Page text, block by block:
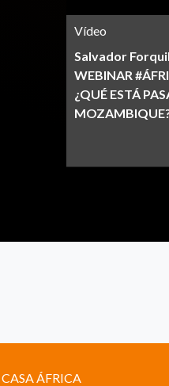
Vídeo
Salvador
WEBINAR
¿QUÉ ESTÁ
ÁFRICA